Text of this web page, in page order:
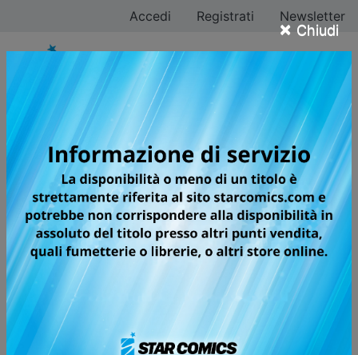
× Chiudi
Accedi Registrati Newsletter
Tutti i fumetti per la
testata TARGET